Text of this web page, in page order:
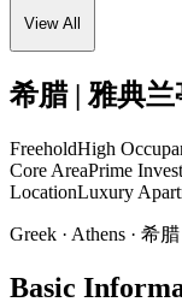
View All
希腊 | 雅典
FreeholdHigh
Core AreaPrime
LocationLuxury
Greek · Athens · 希腊
Basic